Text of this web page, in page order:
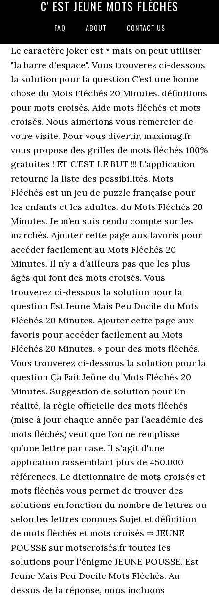
C' EST JEUNE MOTS FLÉCHÉS
FAQ ABOUT CONTACT US
Le caractère joker est * mais on peut utiliser
"la barre d'espace". Vous trouverez ci-dessous
la solution pour la question C’est une bonne
chose du Mots Fléchés 20 Minutes. définitions
pour mots croisés. Aide mots fléchés et mots
croisés. Nous aimerions vous remercier de
votre visite. Pour vous divertir, maximag.fr
vous propose des grilles de mots fléchés 100%
gratuites ! ET C’EST LE BUT !!! L'application
retourne la liste des possibilités. ‎Mots
Fléchés est un jeu de puzzle française pour
les enfants et les adultes. du Mots Fléchés 20
Minutes. Je m’en suis rendu compte sur les
marchés. Ajouter cette page aux favoris pour
accéder facilement au Mots Fléchés 20
Minutes. Il n’y a d’ailleurs pas que les plus
âgés qui font des mots croisés. Vous
trouverez ci-dessous la solution pour la
question Est Jeune Mais Peu Docile du Mots
Fléchés 20 Minutes. Ajouter cette page aux
favoris pour accéder facilement au Mots
Fléchés 20 Minutes. » pour des mots fléchés.
Vous trouverez ci-dessous la solution pour la
question Ça Fait Jeûne du Mots Fléchés 20
Minutes. Suggestion de solution pour En
réalité, la règle officielle des mots fléchés
(mise à jour chaque année par l’académie des
mots fléchés) veut que l’on ne remplisse
qu’une lettre par case. Il s'agit d'une
application rassemblant plus de 450.000
références. Le dictionnaire de mots croisés et
mots fléchés vous permet de trouver des
solutions en fonction du nombre de lettres ou
selon les lettres connues Sujet et définition
de mots fléchés et mots croisés ⇒ JEUNE
POUSSE sur motscroisés.fr toutes les
solutions pour l'énigme JEUNE POUSSE. Est
Jeune Mais Peu Docile Mots Fléchés. Au-
dessus de la réponse, nous incluons